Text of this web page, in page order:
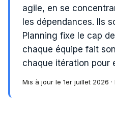
agile, en se
les dépendances. Ils
Planning fixe le cap
chaque équipe fait
chaque itération pour
Mis à jour le 1er juillet 2026